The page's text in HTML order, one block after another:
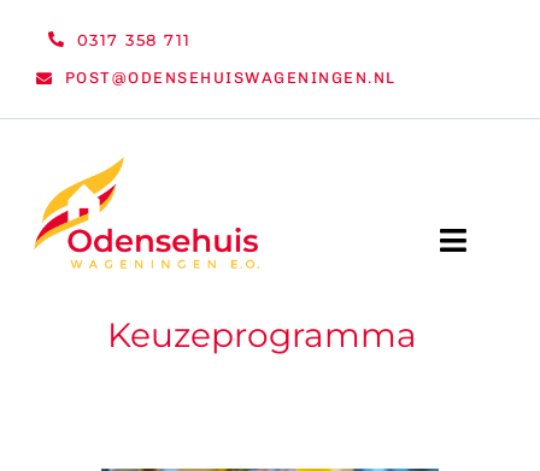
0317 358 711
POST@ODENSEHUISWAGENINGEN.NL
Toggle
WELKOMKeuzeprogramma